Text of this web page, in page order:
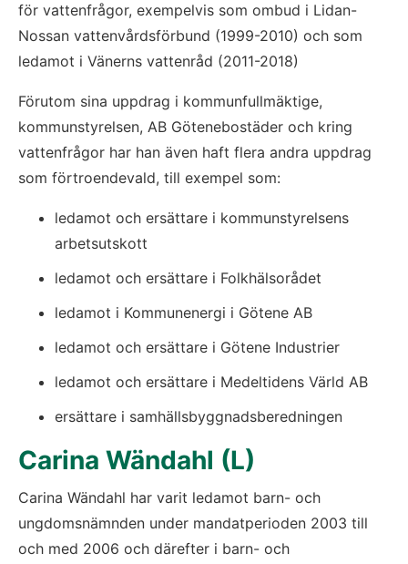
för vattenfrågor, exempelvis som ombud i Lidan-
Nossan vattenvårdsförbund (1999-2010) och som
ledamot i Vänerns vattenråd (2011-2018)
Förutom sina uppdrag i kommunfullmäktige,
kommunstyrelsen, AB Götenebostäder och kring
vattenfrågor har han även haft flera andra uppdrag
som förtroendevald, till exempel som:
ledamot och ersättare i kommunstyrelsens
arbetsutskott
ledamot och ersättare i Folkhälsorådet
ledamot i Kommunenergi i Götene AB
ledamot och ersättare i Götene Industrier
ledamot och ersättare i Medeltidens Värld AB
ersättare i samhällsbyggnadsberedningen
Carina Wändahl (L)
Carina Wändahl har varit ledamot barn- och
ungdomsnämnden under mandatperioden 2003 till
och med 2006 och därefter i barn- och